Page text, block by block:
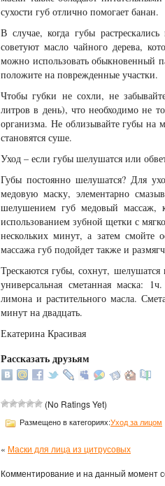
сухости губ отлично помогает банан.
В случае, когда губы
советуют масло чайного дерева,
можно использовать обыкновенный
положите на поврежденные участки.
Чтобы губки не сохли, не
литров в день), что необходимо не
организма. Не облизывайте губы на
становятся суше.
Уход – если губы шелушатся или
Губы постоянно шелушатся? Для
медовую маску, элементарно
шелушением губ медовый массаж,
использованием зубной щетки с
нескольких минут, а затем смойте
массажа губ подойдет также и
Трескаются губы, сохнут,
универсальная сметанная маска:
лимона и растительного масла.
минут на двадцать.
Екатерина Красивая
Рассказать друзьям
(No Ratings Yet)
Размещено в категориях:Уход за лицом
« Маски для лица из цитрусовых
Комментирование и на данный момент